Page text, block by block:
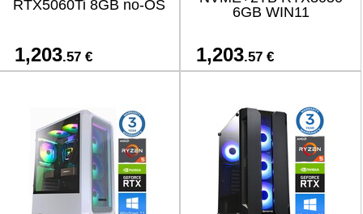
RTX5060Ti 8GB no-OS
1,203.57 €
6GB WIN11
1,203.57 €